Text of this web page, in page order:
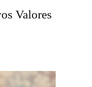
Valores